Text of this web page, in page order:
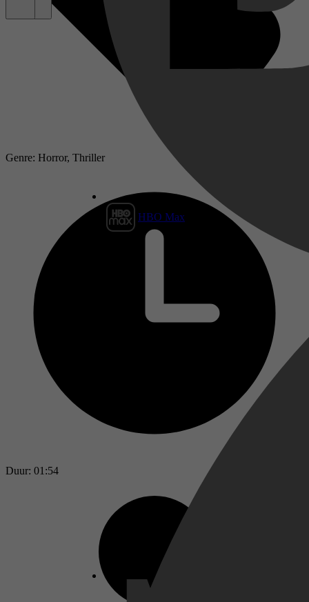
HBO Max
Genre: Horror, Thriller
Duur: 01:54